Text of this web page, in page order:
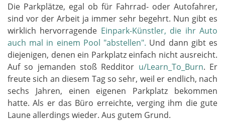
Die Parkplätze, egal ob für Fahrrad- oder Autofahrer,
sind vor der Arbeit ja immer sehr begehrt. Nun gibt es
wirklich hervorragende Einpark-Künstler, die ihr Auto
auch mal in einem Pool "abstellen". Und dann gibt es
diejenigen, denen ein Parkplatz einfach nicht ausreicht.
Auf so jemanden stoß Redditor u/Learn_To_Burn. Er
freute sich an diesem Tag so sehr, weil er endlich, nach
sechs Jahren, einen eigenen Parkplatz bekommen
hatte. Als er das Büro erreichte, verging ihm die gute
Laune allerdings wieder. Aus gutem Grund.